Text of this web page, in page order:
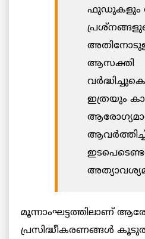
ഫുഡുകളും
ആസക്തി
ഇത്രയും
മൂന്നാംഘട്ടത്തിലാണ്
പ്രസിദ്ധീകരണങ്ങള്‍